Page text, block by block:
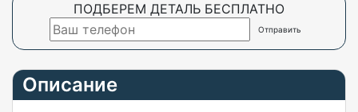
ПОДБЕРЕМ ДЕТАЛЬ БЕСПЛАТНО
Описание